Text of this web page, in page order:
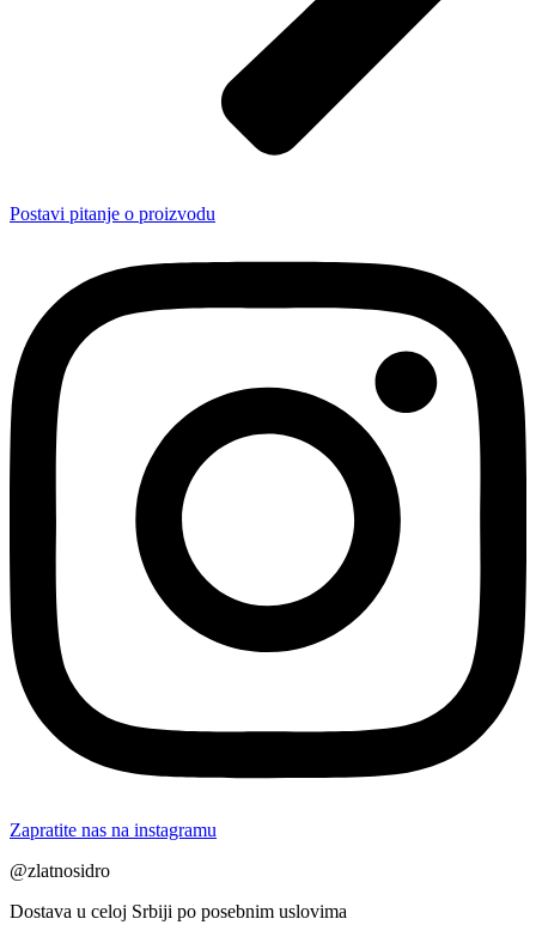
Postavi pitanje o proizvodu
Zapratite nas na instagramu
@zlatnosidro
Dostava u celoj Srbiji po posebnim uslovima